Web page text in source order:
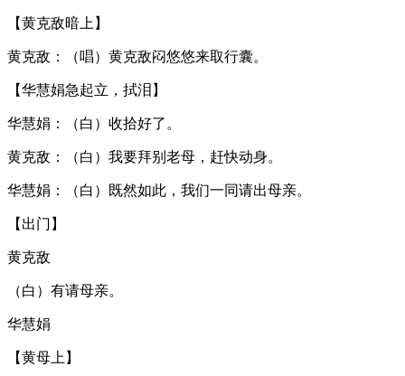
【黄克敌暗上】
黄克敌：（唱）黄克敌闷悠悠来取行囊。
【华慧娟急起立，拭泪】
华慧娟：（白）收拾好了。
黄克敌：（白）我要拜别老母，赶快动身。
华慧娟：（白）既然如此，我们一同请出母亲。
【出门】
黄克敌
（白）有请母亲。
华慧娟
【黄母上】